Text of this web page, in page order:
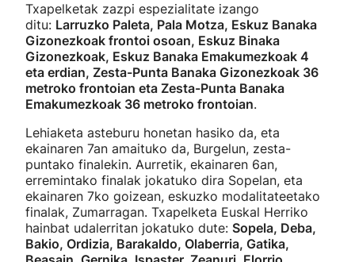
Txapelketak zazpi espezialitate izango
ditu: Larruzko Paleta, Pala Motza, Eskuz Banaka
Gizonezkoak frontoi osoan, Eskuz Binaka
Gizonezkoak, Eskuz Banaka Emakumezkoak 4
eta erdian, Zesta-Punta Banaka Gizonezkoak 36
metroko frontoian eta Zesta-Punta Banaka
Emakumezkoak 36 metroko frontoian.
Lehiaketa asteburu honetan hasiko da, eta
ekainaren 7an amaituko da, Burgelun, zesta-
puntako finalekin. Aurretik, ekainaren 6an,
erremintako finalak jokatuko dira Sopelan, eta
ekainaren 7ko goizean, eskuzko modalitateetako
finalak, Zumarragan. Txapelketa Euskal Herriko
hainbat udalerritan jokatuko dute: Sopela, Deba,
Bakio, Ordizia, Barakaldo, Olaberria, Gatika,